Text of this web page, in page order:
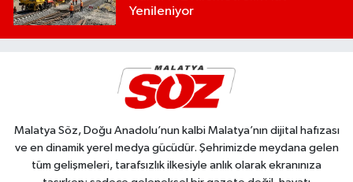
Yenileniyor
Malatya Söz, Doğu Anadolu’nun kalbi Malatya’nın dijital hafızası
ve en dinamik yerel medya gücüdür. Şehrimizde meydana gelen
tüm gelişmeleri, tarafsızlık ilkesiyle anlık olarak ekranınıza